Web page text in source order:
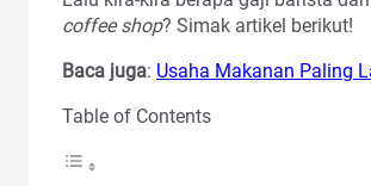
coffee shop? Simak artikel berikut!
Baca juga: Usaha Makanan Paling
Table of Contents